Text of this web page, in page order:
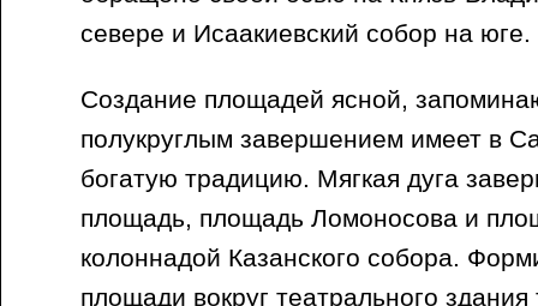
севере и Исаакиевский собор на юге.
Создание площадей ясной,
полукруглым завершением имеет в
богатую традицию. Мягкая дуга
площадь, площадь Ломоносова и
колоннадой Казанского собора.
площади вокруг театрального